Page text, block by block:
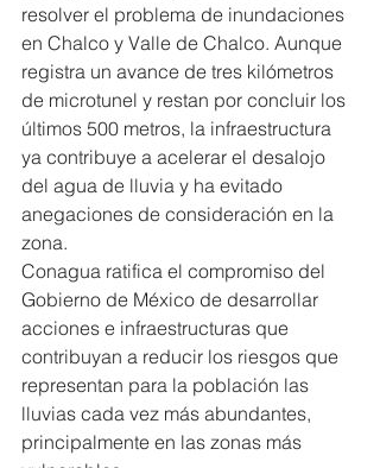
resolver el problema de inundaciones
en Chalco y Valle de Chalco. Aunque
registra un avance de tres kilómetros
de microtunel y restan por concluir los
últimos 500 metros, la infraestructura
ya contribuye a acelerar el desalojo
del agua de lluvia y ha evitado
anegaciones de consideración en la
zona.
Conagua ratifica el compromiso del
Gobierno de México de desarrollar
acciones e infraestructuras que
contribuyan a reducir los riesgos que
representan para la población las
lluvias cada vez más abundantes,
principalmente en las zonas más